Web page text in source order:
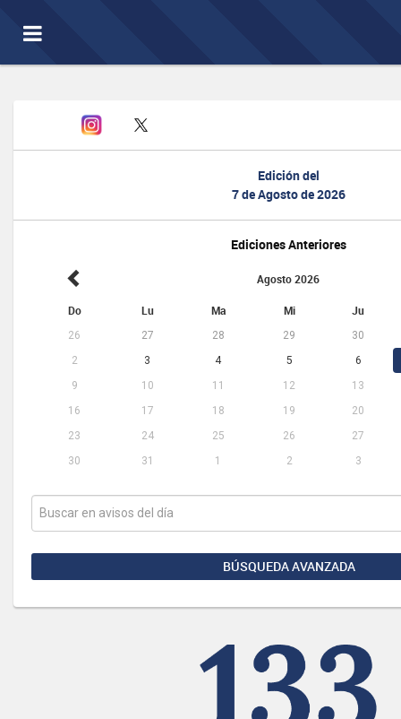
Toggle
navigation
Edición del
7 de Agosto de 2026
Ediciones Anteriores
Agosto 2026
Do Lu Ma Mi Ju
26 27 28 29
30
2
3 4 5
6
9
10 11 12
13
16
17 18 19
20
23
24 25 26
27
30
31 1 2 3
BÚSQUEDA AVANZADA